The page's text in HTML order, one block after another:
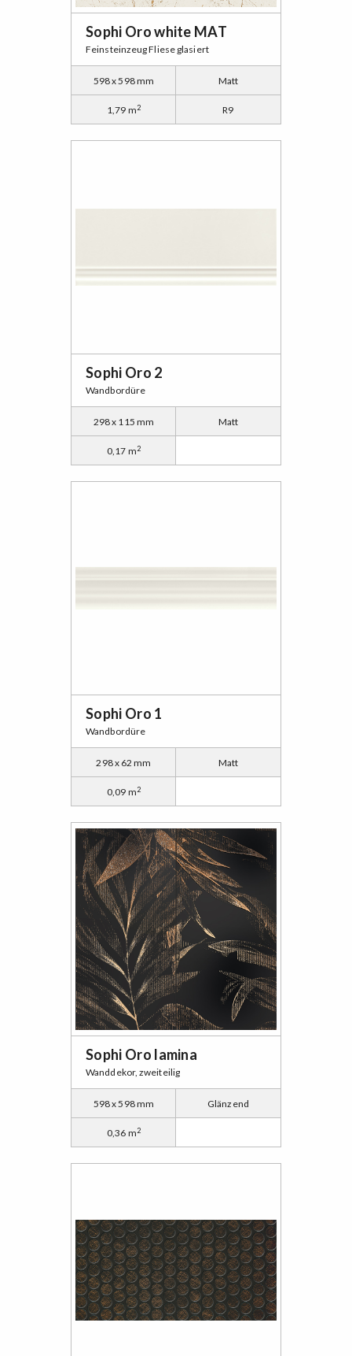
Sophi Oro white MAT
Feinsteinzeug Fliese glasiert
598 x 598 mm Matt
1,79 m2 R9
Sophi Oro 2
Wandbordüre
298 x 115 mm Matt
0,17 m2
Sophi Oro 1
Wandbordüre
298 x 62 mm Matt
0,09 m2
Sophi Oro lamina
Wanddekor, zweiteilig
598 x 598 mm Glänzend
0,36 m2